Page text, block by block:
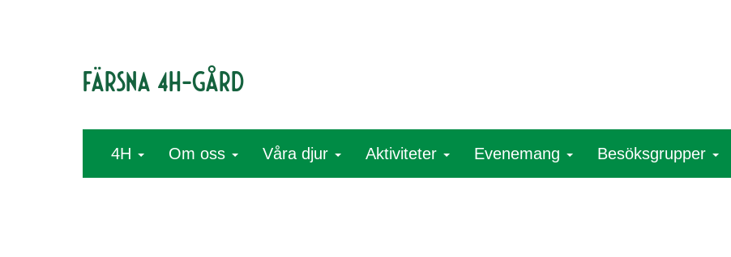
Färsna 4H-gård
4H Om oss Våra djur Aktiviteter Evenemang Besöksgrupper